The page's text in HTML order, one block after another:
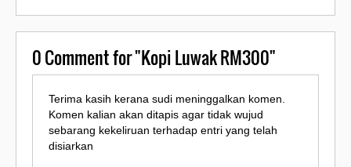
0Comment for "Kopi Luwak RM300"
Terima kasih kerana sudi meninggalkan komen.
Komen kalian akan ditapis agar tidak wujud
sebarang kekeliruan terhadap entri yang telah
disiarkan